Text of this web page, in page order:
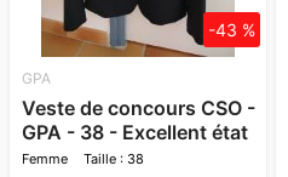
GPA
Veste de concours CSO -
GPA - 38 - Excellent état
Femme Taille : 38
-43 %